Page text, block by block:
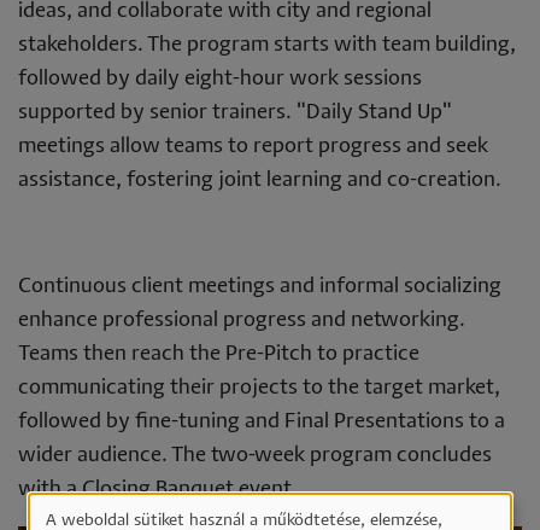
ideas, and collaborate with city and regional
stakeholders. The program starts with team building,
followed by daily eight-hour work sessions
supported by senior trainers. "Daily Stand Up"
meetings allow teams to report progress and seek
assistance, fostering joint learning and co-creation.
Continuous client meetings and informal socializing
enhance professional progress and networking.
Teams then reach the Pre-Pitch to practice
communicating their projects to the target market,
followed by fine-tuning and Final Presentations to a
wider audience. The two-week program concludes
with a Closing Banquet event.
A weboldal sütiket használ a működtetése, elemzése,